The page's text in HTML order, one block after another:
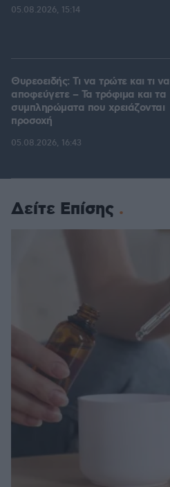
05.08.2026, 15:14
Θυρεοειδής: Τι να τρώτε και τι να
αποφεύγετε – Τα τρόφιμα και τα
συμπληρώματα που χρειάζονται
προσοχή
05.08.2026, 16:43
Δείτε Επίσης